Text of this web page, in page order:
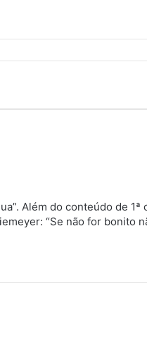
Além do conteúdo de
“Se não for bonito